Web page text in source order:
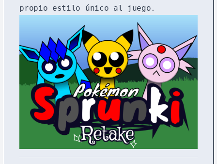
propio estilo único al juego.